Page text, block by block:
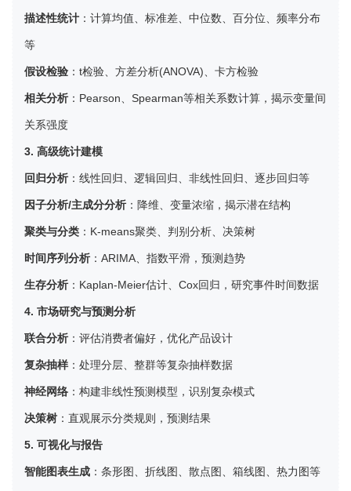
描述性统计 ：计算均值、标准差、中位数、百分位、频率分布
等
假设检验 ：t检验、方差分析(ANOVA)、卡方检验
相关分析 ：Pearson、Spearman等相关系数计算，揭示变量间
关系强度
3. 高级统计建模
回归分析 ：线性回归、逻辑回归、非线性回归、逐步回归等
因子分析/主成分分析 ：降维、变量浓缩，揭示潜在结构
聚类与分类 ：K-means聚类、判别分析、决策树
时间序列分析 ：ARIMA、指数平滑，预测趋势
生存分析 ：Kaplan-Meier估计、Cox回归，研究事件时间数据
4. 市场研究与预测分析
联合分析 ：评估消费者偏好，优化产品设计
复杂抽样：处理分层、整群等复杂抽样数据
神经网络 ：构建非线性预测模型，识别复杂模式
决策树 ：直观展示分类规则，预测结果
5. 可视化与报告
智能图表生成 ：条形图、折线图、散点图、箱线图、热力图等